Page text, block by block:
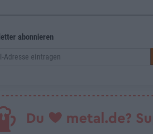
abonnieren